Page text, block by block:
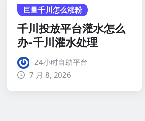
巨量千川怎么涨粉
千川投放平台灌水怎么
办-千川灌水处理
24小时自助平台
7 月 8, 2026